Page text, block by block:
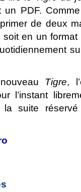
PDF. Comme
de deux
en un format
Tigre,
l’instant
suite